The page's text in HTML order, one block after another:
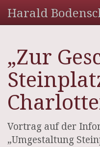
Harald
„Zur
Vortrag auf der
„Umgestaltung